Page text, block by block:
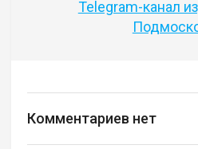
Telegram-канал
Комментариев нет